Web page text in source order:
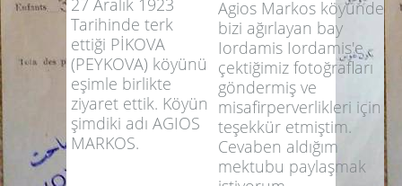
27 Aralık 1923
Tarihinde terk
ettiği PİKOVA
(PEYKOVA) köyünü
eşimle birlikte
ziyaret ettik. Köyün
şimdiki adı AGIOS
MARKOS.
Agios Markos köyünde
bizi ağırlayan bay
Iordamis Iordamis'e
çektiğimiz fotoğrafları
göndermiş ve
misafirperverlikleri için
teşekkür etmiştim.
Cevaben aldığım
mektubu paylaşmak